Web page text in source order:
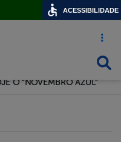
Acesso
O “NOVEMBRO AZUL”
ACESSIBILIDADE